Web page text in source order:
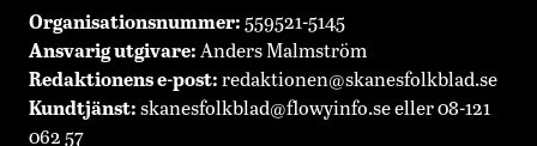
Organisationsnummer: 559521-5145
Ansvarig utgivare: Anders Malmström
Redaktionense-post:redaktionen@skanesfolkblad.se
Kundtjänst:skanesfolkblad@flowyinfo.seeller 08-121
062 57